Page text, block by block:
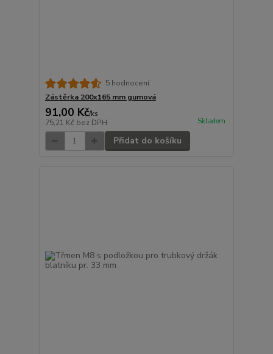
5 hodnocení
Zástěrka 200x165 mm gumová
91,00 Kč/ks
75,21 Kč bez DPH Skladem
Přidat do košíku